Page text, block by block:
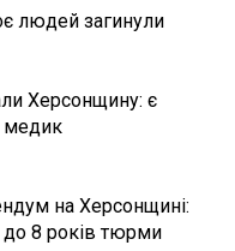
людей загинули
Херсонщину: є
медик
на Херсонщині:
до 8 років тюрми